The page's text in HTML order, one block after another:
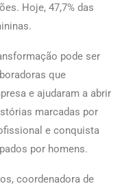
Hoje, 47,7% das
pode ser
que
e ajudaram a abrir
marcadas por
e conquista
por homens.
coordenadora de